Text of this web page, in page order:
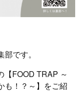
です。
【FOOD TRAP ～
も！？～】をご紹